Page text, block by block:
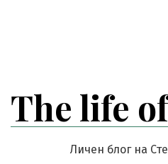
The life
Личен блог на